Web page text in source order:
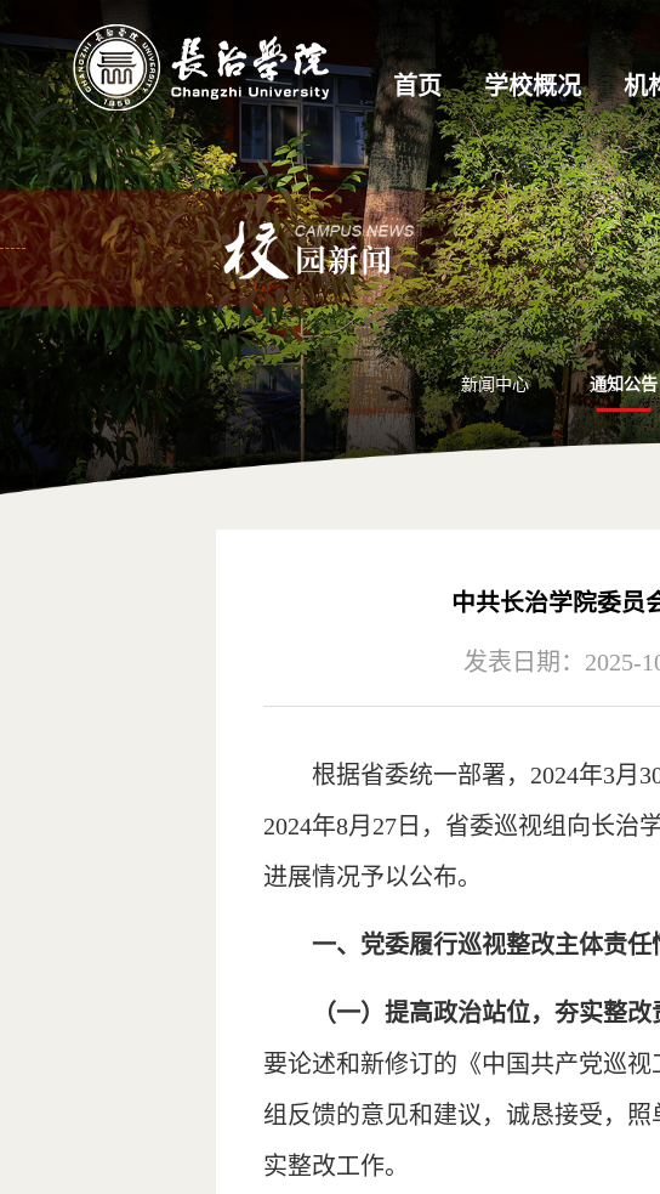
首页 学校概况 机
新闻中心 通知公告
中共长治学院委员
发表日期：2025-
根据省委统一部署，2024年3月
2024年8月27日，省委巡视组向长治
进展情况予以公布。
一、党委履行巡视整改主体责任
（一）提高政治站位，夯实整改
要论述和新修订的《中国共产党巡
组反馈的意见和建议，诚恳接受，
实整改工作。